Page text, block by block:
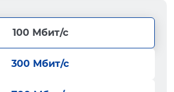
100 Мбит/с
300 Мбит/с